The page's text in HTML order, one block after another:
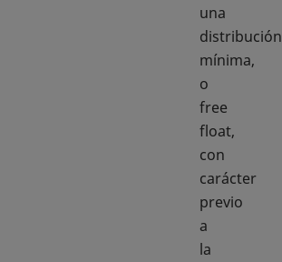
una
distribución
mínima,
o
free
float,
con
carácter
previo
a
la